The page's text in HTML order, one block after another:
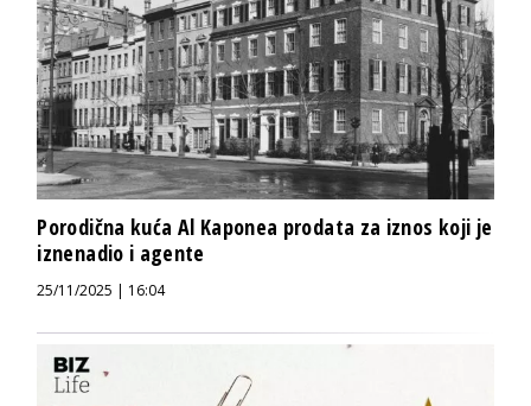
Porodična kuća Al Kaponea prodata za iznos koji je
iznenadio i agente
25/11/2025 | 16:04